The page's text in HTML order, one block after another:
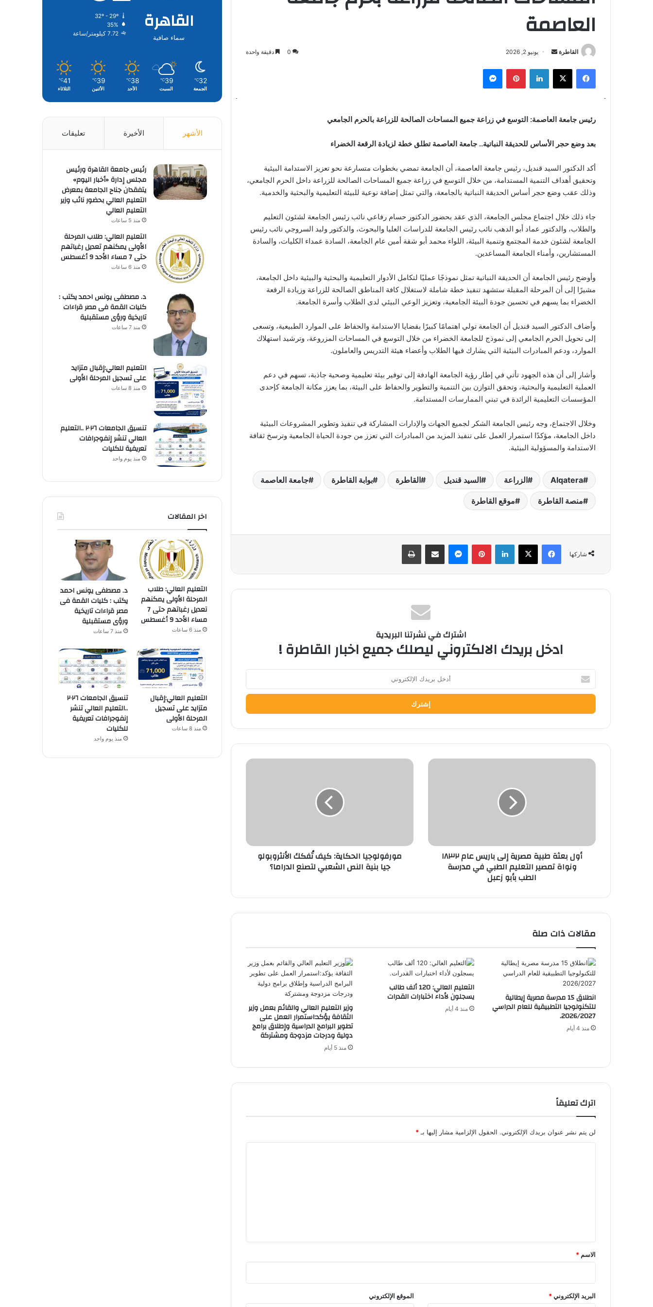
العاصمة
القاطرة
أرسل
إلكترونيا
يونيو 2, 2026 0 دقيقة واحدة
فيسبوك ‫X لينكدإن بينتيريستماسنجر
رئيس جامعة العاصمة: التوسع في زراعة جميع المساحات الصالحة للزراعة بالحرم الجامعي
بعد وضع حجر الأساس للحديقة النباتية.. جامعة العاصمة تطلق خطة لزيادة الرقعة الخضراء
أكد الدكتور السيد قنديل، رئيس جامعة العاصمة، أن الجامعة تمضي بخطوات متسارعة نحو تعزيز الاستدامة البيئية
وتحقيق أهداف التنمية المستدامة، من خلال التوسع في زراعة جميع المساحات الصالحة للزراعة داخل الحرم الجامعي،
وذلك عقب وضع حجر أساس الحديقة النباتية بالجامعة، والتي تمثل إضافة نوعية للبيئة التعليمية والبحثية والخدمية.
جاء ذلك خلال اجتماع مجلس الجامعة، الذي عقد بحضور الدكتور حسام رفاعي نائب رئيس الجامعة لشئون التعليم
والطلاب، والدكتور عماد أبو الدهب نائب رئيس الجامعة للدراسات العليا والبحوث، والدكتور وليد السروجي نائب رئيس
الجامعة لشئون خدمة المجتمع وتنمية البيئة، اللواء محمد أبو شقة أمين عام الجامعة، السادة عمداء الكليات، والسادة
المستشارين، وأمناء الجامعة المساعدين.
وأوضح رئيس الجامعة أن الحديقة النباتية تمثل نموذجًا عمليًا لتكامل الأدوار التعليمية والبحثية والبيئية داخل الجامعة،
مشيرًا إلى أن المرحلة المقبلة ستشهد تنفيذ خطة شاملة لاستغلال كافة المناطق الصالحة للزراعة وزيادة الرقعة
الخضراء بما يسهم في تحسين جودة البيئة الجامعية، وتعزيز الوعي البيئي لدى الطلاب وأسرة الجامعة.
وأضاف الدكتور السيد قنديل أن الجامعة تولي اهتمامًا كبيرًا بقضايا الاستدامة والحفاظ على الموارد الطبيعية، وتسعى
إلى تحويل الحرم الجامعي إلى نموذج للجامعة الخضراء من خلال التوسع في المساحات المزروعة، وترشيد استهلاك
الموارد، ودعم المبادرات البيئية التي يشارك فيها الطلاب وأعضاء هيئة التدريس والعاملون.
وأشار إلى أن هذه الجهود تأتي في إطار رؤية الجامعة الهادفة إلى توفير بيئة تعليمية وصحية جاذبة، تسهم في دعم
العملية التعليمية والبحثية، وتحقق التوازن بين التنمية والتطوير والحفاظ على البيئة، بما يعزز مكانة الجامعة كإحدى
المؤسسات التعليمية الرائدة في تبني الممارسات المستدامة.
وخلال الاجتماع، وجه رئيس الجامعة الشكر لجميع الجهات والإدارات المشاركة في تنفيذ وتطوير المشروعات البيئية
داخل الجامعة، مؤكدًا استمرار العمل على تنفيذ المزيد من المبادرات التي تعزز من جودة الحياة الجامعية وترسخ ثقافة
الاستدامة والمسؤولية البيئية.
Alqatera الزراعة السيد قنديل القاطرة بوابة القاطرة جامعة العاصمة
منصة القاطرة موقع القاطرة
شاركها
فيسبوك ‫X لينكدإن بينتيريستماسنجر مشاركة عبر البريد طباعة
اشترك في نشرتنا البريدية
ادخل بريدك الالكتروني ليصلك جميع اخبار القاطرة !
بريدك
الإلكتروني
أول
ونواة
تمصير
مدرسة
أول بعثة طبية مصرية إلى باريس عام ١٨٣٢
ونواة تمصير التعليم الطبي في مدرسة
الطب بأبو زعبل
مورفولوجيا الحكاية: كيف تُفكك الأنثروبولوجيا بنية النص
مورفولوجيا الحكاية: كيف تُفكك الأنثروبولو
جيا بنية النص الشعبي لتصنع الدراما؟
مقالات ذات صلة
انطلاق 15 مدرسة مصرية إيطالية
للتكنولوجيا التطبيقية للعام الدراسي
2026/2027.
منذ 4 أيام
التعليم العالي: 120 ألف طالب
يسجلون لأداء اختبارات القدرات
منذ 4 أيام وزير التعليم العالي والقائم بعمل وزير
الثقافة يؤكد:استمرار العمل على
تطوير البرامج الدراسية وإطلاق برامج
دولية ودرجات مزدوجة ومشتركة
منذ 5 أيام
اترك تعليقاً
لن يتم نشر عنوان بريدك الإلكتروني. الحقول الإلزامية مشار إليها بـ*
*
الاسم *
البريد الإلكتروني* الموقع الإلكتروني
القاهرة
سماء صافية
32º - 29º
35%
7.72 كيلومتر/ساعة
32
℃
الجمعة
39
℃
السبت
38
℃
الأحد
39
℃
الأثنين
41
℃
الثلاثاء
الأشهر الأخيرة تعليقات
رئيس جامعة القاهرة ورئيس
مجلس إدارة «أخبار اليوم»
يتفقدان جناح الجامعة بمعرض
التعليم العالي بحضور نائب وزير
التعليم العالي
منذ 5 ساعات
التعليم العالي: طلاب المرحلة
الأولى يمكنهم تعديل رغباتهم
حتى 7 مساء الأحد 9 أغسطس
منذ 6 ساعات
د. مصطفى يونس احمد يكتب :
كليات القمة فى مصر قراءات
تاريخية ورؤى مستقبلية
منذ 7 ساعات
التعليم العالي:إقبال متزايد
على تسجيل المرحلة الأولى
منذ 8 ساعات
تنسيق الجامعات ٢٠٢٦ ..التعليم
العالي تنشر إنفوجرافات
تعريفية للكليات
منذ يوم واحد
اخر المقالات
التعليم العالي: طلاب
المرحلة الأولى يمكنهم
تعديل رغباتهم حتى 7
مساء الأحد 9 أغسطس
منذ 6 ساعات
د. مصطفى يونس احمد
يكتب : كليات القمة فى
مصر قراءات تاريخية
ورؤى مستقبلية
منذ 7 ساعات
التعليم العالي:إقبال
متزايد على تسجيل
المرحلة الأولى
منذ 8 ساعات
تنسيق الجامعات ٢٠٢٦
..التعليم العالي تنشر
إنفوجرافات تعريفية
للكليات
منذ يوم واحد